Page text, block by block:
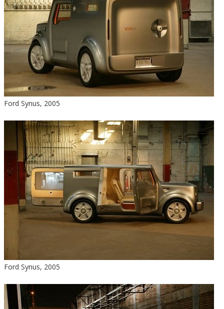
Ford Synus, 2005
Ford Synus, 2005